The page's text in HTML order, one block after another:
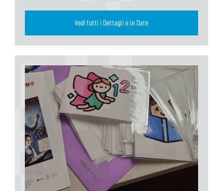
Vedi tutti i Dettagli e le Date